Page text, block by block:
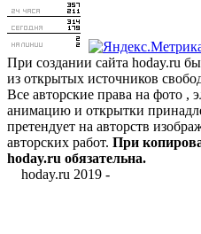
При создании сайта hoday.ru
из открытых источников
Все авторские права на фото ,
анимацию и открытки
претендует на авторств
авторских работ. При
hoday.ru обязательна.
hoday.ru 2019 -